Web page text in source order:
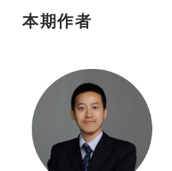
本期作者